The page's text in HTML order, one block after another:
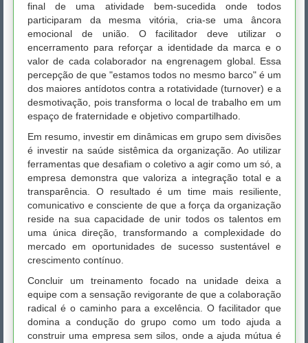
final de uma atividade bem-sucedida onde todos
participaram da mesma vitória, cria-se uma âncora
emocional de união. O facilitador deve utilizar o
encerramento para reforçar a identidade da marca e o
valor de cada colaborador na engrenagem global. Essa
percepção de que "estamos todos no mesmo barco" é um
dos maiores antídotos contra a rotatividade (turnover) e a
desmotivação, pois transforma o local de trabalho em um
espaço de fraternidade e objetivo compartilhado.
Em resumo, investir em dinâmicas em grupo sem divisões
é investir na saúde sistêmica da organização. Ao utilizar
ferramentas que desafiam o coletivo a agir como um só, a
empresa demonstra que valoriza a integração total e a
transparência. O resultado é um time mais resiliente,
comunicativo e consciente de que a força da organização
reside na sua capacidade de unir todos os talentos em
uma única direção, transformando a complexidade do
mercado em oportunidades de sucesso sustentável e
crescimento contínuo.
Concluir um treinamento focado na unidade deixa a
equipe com a sensação revigorante de que a colaboração
radical é o caminho para a excelência. O facilitador que
domina a condução do grupo como um todo ajuda a
construir uma empresa sem silos, onde a ajuda mútua é